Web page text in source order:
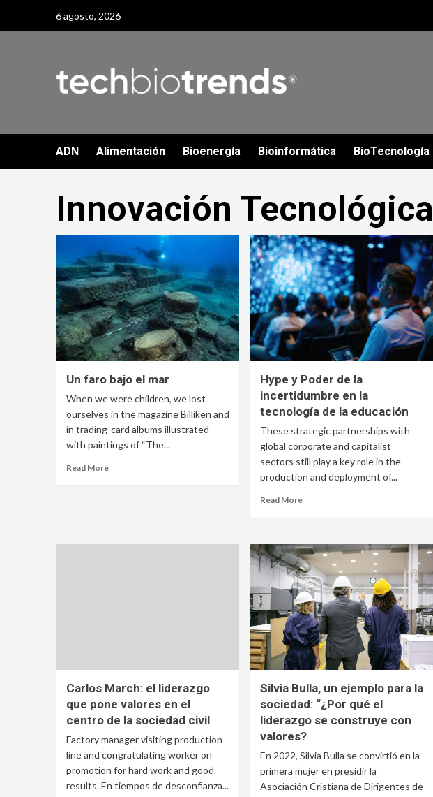
6 agosto, 2026
ADN Alimentación Bioenergía Bioinformática BioTecnología
Innovación Tecnológica
Un faro bajo el mar
When we were children, we lost
ourselves in the magazine Billiken and
in trading-card albums illustrated
with paintings of “The...
Read More
Hype y Poder de la
incertidumbre en la
tecnología de la educación
These strategic partnerships with
global corporate and capitalist
sectors still play a key role in the
production and deployment of...
Read More
Carlos March: el liderazgo
que pone valores en el
centro de la sociedad civil
Factory manager visiting production
line and congratulating worker on
promotion for hard work and good
results. En tiempos de desconfianza...
Silvia Bulla, un ejemplo para la
sociedad: “¿Por qué el
liderazgo se construye con
valores?
En 2022, Silvia Bulla se convirtió en la
primera mujer en presidir la
Asociación Cristiana de Dirigentes de